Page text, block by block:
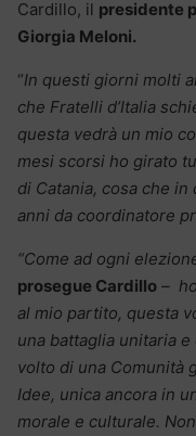
Cardillo, il presidente
Giorgia Meloni.
“In questi giorni molti
che Fratelli d’Italia
questa vedrà un mio
mesi scorsi ho girato
di Catania, cosa che in
anni da coordinatore
“Come ad ogni
prosegue Cardillo –
al mio partito, questa
una battaglia unitaria
volto di una Comunità
Idee, unica ancora in
morale e culturale.